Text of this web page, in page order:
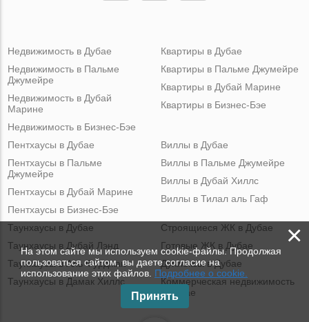
Недвижимость в Дубае
Недвижимость в Пальме
Джумейре
Недвижимость в Дубай
Марине
Недвижимость в Бизнес-Бэе
Квартиры в Дубае
Квартиры в Пальме Джумейре
Квартиры в Дубай Марине
Квартиры в Бизнес-Бэе
Пентхаусы в Дубае
Пентхаусы в Пальме
Джумейре
Пентхаусы в Дубай Марине
Пентхаусы в Бизнес-Бэе
Виллы в Дубае
Виллы в Пальме Джумейре
Виллы в Дубай Хиллс
Виллы в Тилал аль Гаф
Таунхаусы в Дубае
Таунхаусы в Дубай Лэнд
Таунхаусы в Аль Фурджан
Таунхаусы в Дамак Хиллс
Строящиеся ЖК в Дубае
Готовые ЖК в Дубае
Дуплексы в Дубае
Коммерческая недвижимость
в Дубае
×
На этом сайте мы используем cookie-файлы. Продолжая
пользоваться сайтом, вы даете согласие на
использование этих файлов. Подробнее о cookie.
Принять